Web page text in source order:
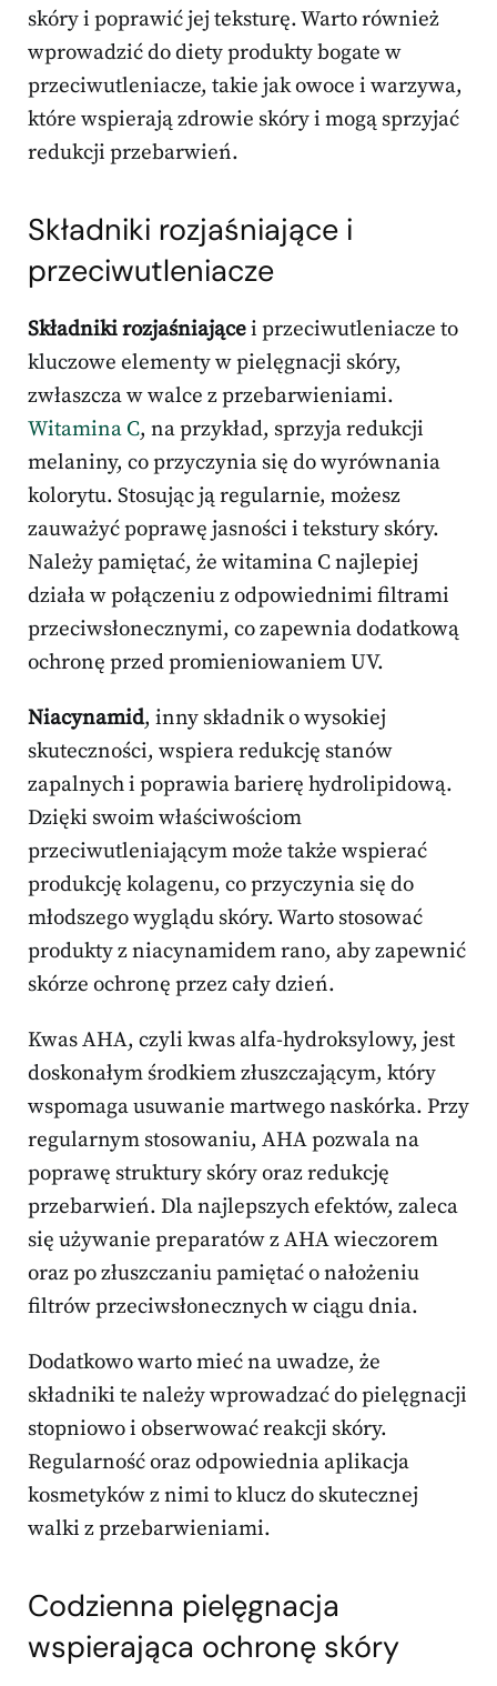
skóry i poprawić jej teksturę. Warto również
wprowadzić do diety produkty bogate w
przeciwutleniacze, takie jak owoce i warzywa,
które wspierają zdrowie skóry i mogą sprzyjać
redukcji przebarwień.
Składniki rozjaśniające i
przeciwutleniacze
Składniki rozjaśniającei przeciwutleniacze to
kluczowe elementy w pielęgnacji skóry,
zwłaszcza w walce z przebarwieniami.
Witamina C, na przykład, sprzyja redukcji
melaniny, co przyczynia się do wyrównania
kolorytu. Stosując ją regularnie, możesz
zauważyć poprawę jasności i tekstury skóry.
Należy pamiętać, że witamina C najlepiej
działa w połączeniu z odpowiednimi filtrami
przeciwsłonecznymi, co zapewnia dodatkową
ochronę przed promieniowaniem UV.
Niacynamid, inny składnik o wysokiej
skuteczności, wspiera redukcję stanów
zapalnych i poprawia barierę hydrolipidową.
Dzięki swoim właściwościom
przeciwutleniającym może także wspierać
produkcję kolagenu, co przyczynia się do
młodszego wyglądu skóry. Warto stosować
produkty z niacynamidem rano, aby zapewnić
skórze ochronę przez cały dzień.
Kwas AHA, czyli kwas alfa-hydroksylowy, jest
doskonałym środkiem złuszczającym, który
wspomaga usuwanie martwego naskórka. Przy
regularnym stosowaniu, AHA pozwala na
poprawę struktury skóry oraz redukcję
przebarwień. Dla najlepszych efektów, zaleca
się używanie preparatów z AHA wieczorem
oraz po złuszczaniu pamiętać o nałożeniu
filtrów przeciwsłonecznych w ciągu dnia.
Dodatkowo warto mieć na uwadze, że
składniki te należy wprowadzać do pielęgnacji
stopniowo i obserwować reakcji skóry.
Regularność oraz odpowiednia aplikacja
kosmetyków z nimi to klucz do skutecznej
walki z przebarwieniami.
Codzienna pielęgnacja
wspierająca ochronę skóry